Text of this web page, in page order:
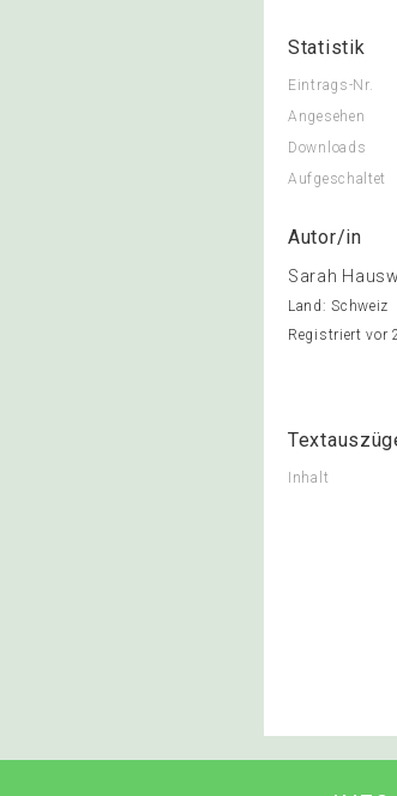
Statistik
Eintrags-Nr.
Angesehen
Downloads
Aufgeschaltet
Autor/in
Sarah
Land: Schweiz
Registriert vor
Inhalt